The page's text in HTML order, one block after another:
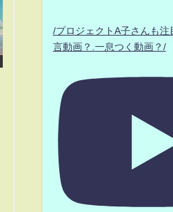
/プロジェクトA子さん
言動画？.一息つく動画？/